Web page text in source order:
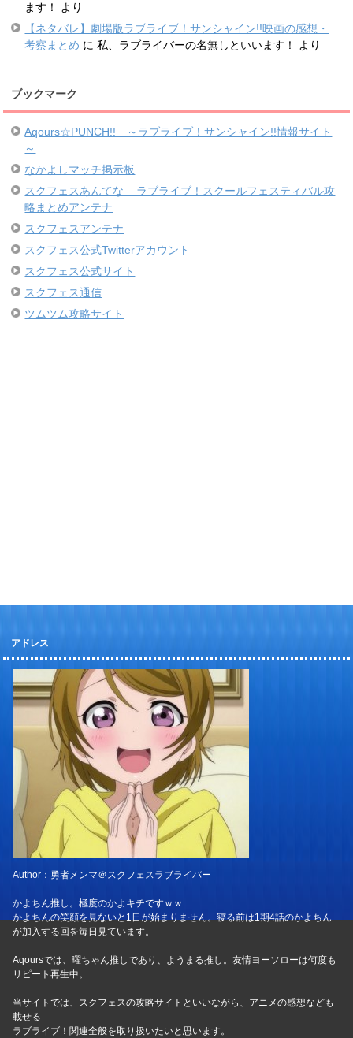
ます！
より
【ネタバレ】劇場版ラブライブ！サンシャイン!!映画の感想・
考察まとめ に私、ラブライバーの名無しといいます！ より
ブックマーク
Aqours☆PUNCH!! ～ラブライブ！サンシャイン!!情報サイト
～
なかよしマッチ掲示板
スクフェスあんてな – ラブライブ！スクールフェスティバル攻
略まとめアンテナ
スクフェスアンテナ
スクフェス公式Twitterアカウント
スクフェス公式サイト
スクフェス通信
ツムツム攻略サイト
アドレス
Author：勇者メンマ＠スクフェスラブライバー
かよちん推し。極度のかよキチですｗｗ
かよちんの笑顔を見ないと1日が始まりません。寝る前は1期4話のかよちん
が加入する回を毎日見ています。
Aqoursでは、曜ちゃん推しであり、ようまる推し。友情ヨーソローは何度も
リピート再生中。
当サイトでは、スクフェスの攻略サイトといいながら、アニメの感想なども
載せる
ラブライブ！関連全般を取り扱いたいと思います。